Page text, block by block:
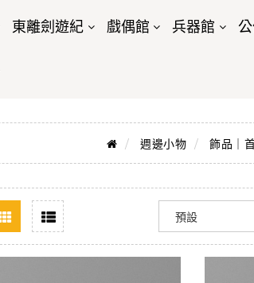
東離劍遊紀 戲偶館 兵器館
週邊小物 飾品｜